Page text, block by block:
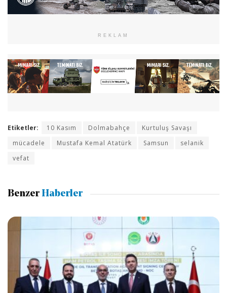
REKLAM
Etiketler: 10 Kasım Dolmabahçe
Kurtuluş Savaşı
mücadele
Mustafa Kemal Atatürk Samsun
selanik
vefat
Benzer Haberler